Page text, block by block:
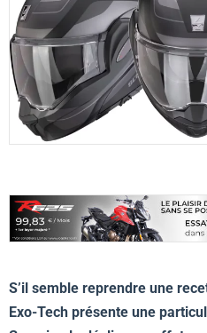
S’il semble reprendre une
Exo-Tech présente une